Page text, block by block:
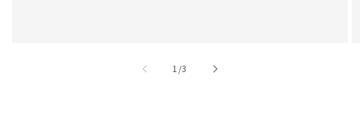
1 //3